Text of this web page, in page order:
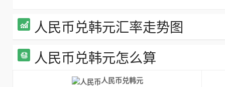
人民币兑韩元汇率走势图
人民币兑韩元怎么算
人民币兑韩元